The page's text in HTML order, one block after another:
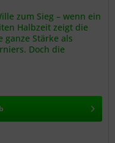
zum Sieg – wenn ein
Halbzeit zeigt die
ganze Stärke als
Doch die